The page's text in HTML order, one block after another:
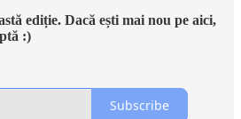
ediție. Dacă ești mai nou pe aici,
:)
Subscribe